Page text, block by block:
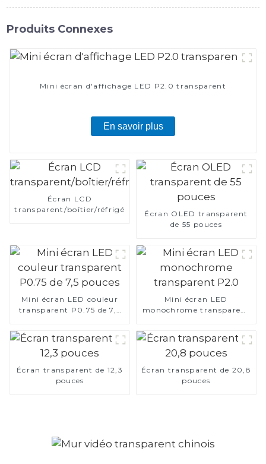
Produits Connexes
Mini écran d'affichage LED P2.0 transparent
En savoir plus
Écran LCD
transparent/boîtier/réfrigérateurÉcran OLED transparent
de 55 pouces
Mini écran LED couleur
transparent P0.75 de 7,5
Mini écran LED
monochrome transparent
Écran transparent de 12,3
pouces
Écran transparent de 20,8
pouces